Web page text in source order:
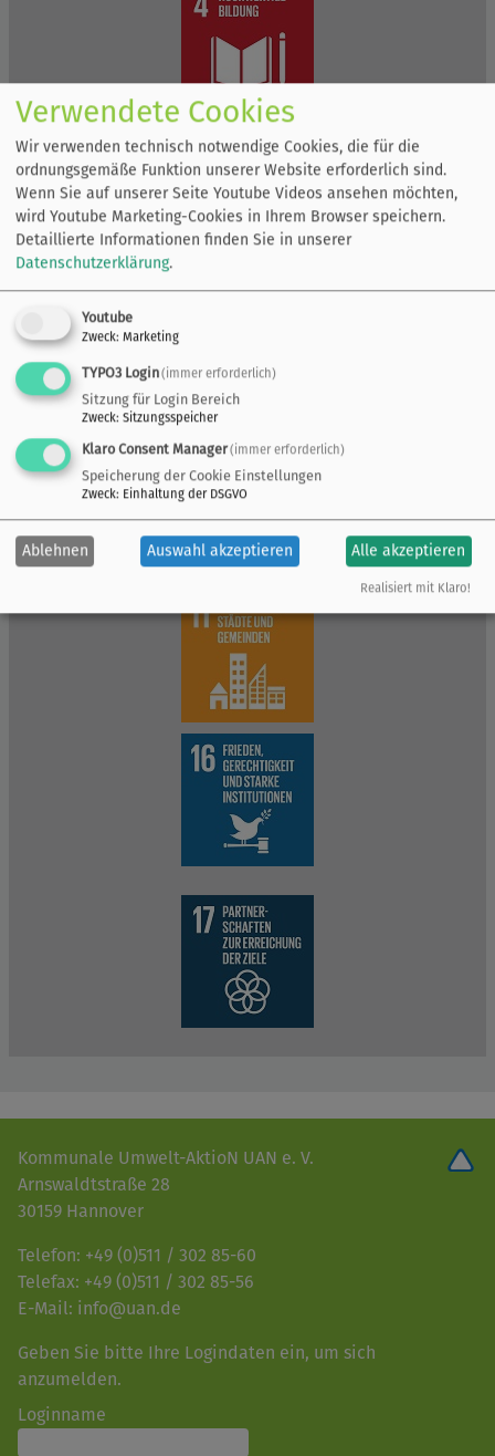
Kommunale Umwelt-AktioN UAN e. V.
Arnswaldtstraße 28
30159 Hannover
Telefon: +49 (0)511 / 302 85-60
Telefax: +49 (0)511 / 302 85-56
E-Mail: info@uan.de
Geben Sie bitte Ihre Logindaten ein, um sich
anzumelden.
Loginname
Verwendete Cookies
Wir verwenden technisch notwendige Cookies, die für die
ordnungsgemäße Funktion unserer Website erforderlich sind.
Wenn Sie auf unserer Seite Youtube Videos ansehen möchten,
wird Youtube Marketing-Cookies in Ihrem Browser speichern.
Detaillierte Informationen finden Sie in unserer
Datenschutzerklärung.
Youtube
Zweck: Marketing
TYPO3 Login(immer erforderlich)
Sitzung für Login Bereich
Zweck: Sitzungsspeicher
Klaro Consent Manager(immer erforderlich)
Speicherung der Cookie Einstellungen
Zweck: Einhaltung der DSGVO
Ablehnen Auswahl akzeptieren Alle akzeptieren
Realisiert mit Klaro!